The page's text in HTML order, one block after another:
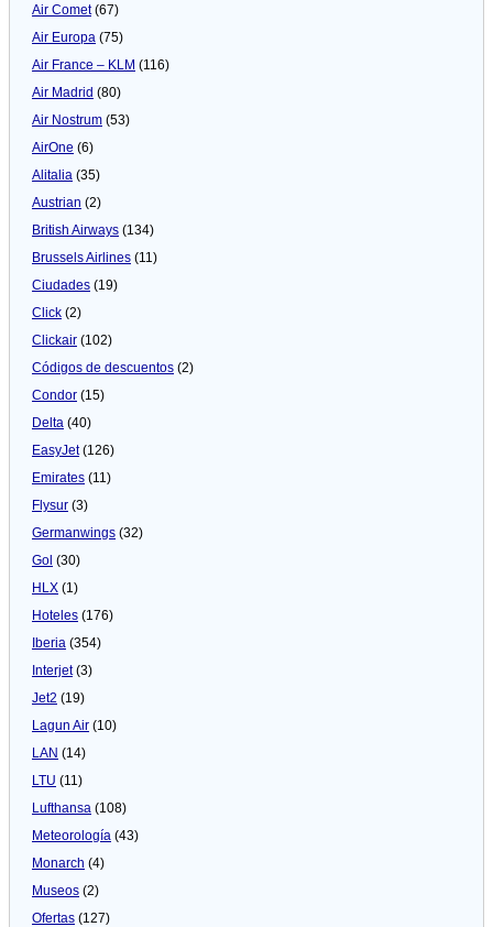
Air Comet(67)
Air Europa (75)
Air France – KLM (116)
Air Madrid (80)
Air Nostrum (53)
AirOne (6)
Alitalia (35)
Austrian (2)
British Airways (134)
Brussels Airlines (11)
Ciudades (19)
Click (2)
Clickair (102)
Códigos de descuentos (2)
Condor (15)
Delta (40)
EasyJet(126)
Emirates (11)
Flysur (3)
Germanwings (32)
Gol (30)
HLX (1)
Hoteles (176)
Iberia (354)
Interjet(3)
Jet2 (19)
Lagun Air (10)
LAN (14)
LTU (11)
Lufthansa (108)
Meteorologí­a (43)
Monarch (4)
Museos (2)
Ofertas (127)